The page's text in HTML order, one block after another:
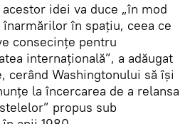
idei va duce „în mod
în spațiu, ceea ce
consecințe pentru
internațională”, a adăugat
cerând Washingtonului să îşi
la încercarea de a relansa
propus sub